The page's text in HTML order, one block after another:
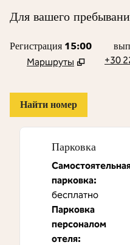
Для вашего
Регистрация 15:00
Маршруты
+30
Найти номер
Парковка
парковка:
бесплатно
Парковка
персоналом
отеля: